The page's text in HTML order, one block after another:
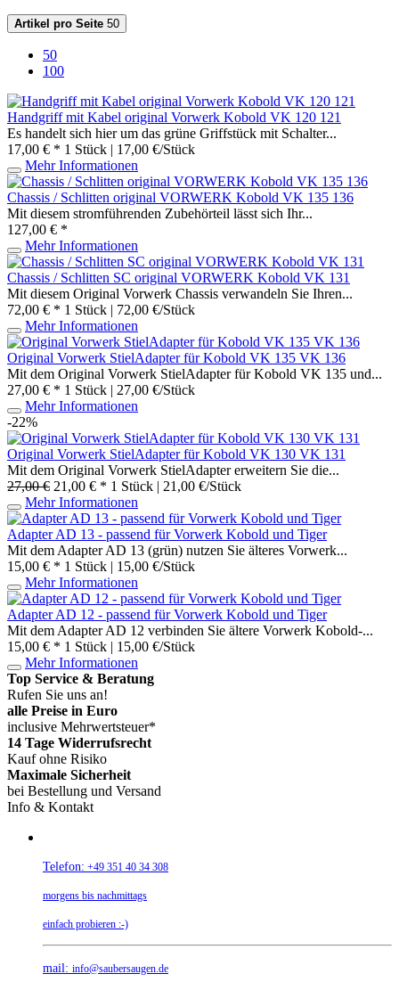
Artikel pro Seite 50
50
100
Handgriff mit Kabel original Vorwerk Kobold VK 120 121
Es handelt sich hier um das grüne Griffstück mit Schalter...
17,00 € * 1 Stück | 17,00 €/Stück
Mehr Informationen
Chassis / Schlitten original VORWERK Kobold VK 135 136
Mit diesem stromführenden Zubehörteil lässt sich Ihr...
127,00 € *
Mehr Informationen
Chassis / Schlitten SC original VORWERK Kobold VK 131
Mit diesem Original Vorwerk Chassis verwandeln Sie Ihren...
72,00 € * 1 Stück | 72,00 €/Stück
Mehr Informationen
Original Vorwerk StielAdapter für Kobold VK 135 VK 136
Mit dem Original Vorwerk StielAdapter für Kobold VK 135 und...
27,00 € * 1 Stück | 27,00 €/Stück
Mehr Informationen
-22%
Original Vorwerk StielAdapter für Kobold VK 130 VK 131
Mit dem Original Vorwerk StielAdapter erweitern Sie die...
27,00 € 21,00 € * 1 Stück | 21,00 €/Stück
Mehr Informationen
Adapter AD 13 - passend für Vorwerk Kobold und Tiger
Mit dem Adapter AD 13 (grün) nutzen Sie älteres Vorwerk...
15,00 € * 1 Stück | 15,00 €/Stück
Mehr Informationen
Adapter AD 12 - passend für Vorwerk Kobold und Tiger
Mit dem Adapter AD 12 verbinden Sie ältere Vorwerk Kobold-...
15,00 € * 1 Stück | 15,00 €/Stück
Mehr Informationen
Top Service & Beratung
Rufen Sie uns an!
alle Preise in Euro
inclusive Mehrwertsteuer*
14 Tage Widerrufsrecht
Kauf ohne Risiko
Maximale Sicherheit
bei Bestellung und Versand
Info & Kontakt
Telefon: +49 351 40 34 308
morgens bis nachmittags
einfach probieren :-)
mail: info@saubersaugen.de